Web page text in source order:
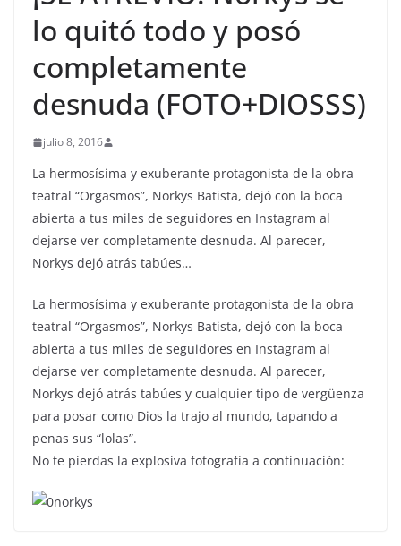
lo quitó todo y posó
completamente
desnuda (FOTO+DIOSSS)
julio 8, 2016
La hermosísima y exuberante protagonista de la obra
teatral “Orgasmos”, Norkys Batista, dejó con la boca
abierta a tus miles de seguidores en Instagram al
dejarse ver completamente desnuda. Al parecer,
Norkys dejó atrás tabúes…
La hermosísima y exuberante protagonista de la obra
teatral “Orgasmos”, Norkys Batista, dejó con la boca
abierta a tus miles de seguidores en Instagram al
dejarse ver completamente desnuda. Al parecer,
Norkys dejó atrás tabúes y cualquier tipo de vergüenza
para posar como Dios la trajo al mundo, tapando a
penas sus “lolas”.
No te pierdas la explosiva fotografía a continuación: